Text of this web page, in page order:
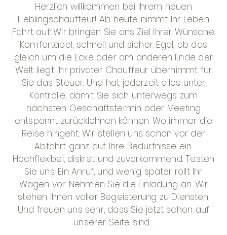
Herzlich willkommen bei Ihrem neuen
Lieblingschauffeur! Ab heute nimmt Ihr Leben
Fahrt auf: Wir bringen Sie ans Ziel Ihrer Wünsche.
Komfortabel, schnell und sicher. Egal, ob das
gleich um die Ecke oder am anderen Ende der
Welt liegt. Ihr privater Chauffeur übernimmt für
Sie das Steuer. Und hat jederzeit alles unter
Kontrolle, damit Sie sich unterwegs zum
nächsten Geschäftstermin oder Meeting
entspannt zurücklehnen können. Wo immer die
Reise hingeht: Wir stellen uns schon vor der
Abfahrt ganz auf Ihre Bedürfnisse ein.
Hochflexibel, diskret und zuvorkommend. Testen
Sie uns: Ein Anruf, und wenig später rollt Ihr
Wagen vor. Nehmen Sie die Einladung an: Wir
stehen Ihnen voller Begeisterung zu Diensten.
Und freuen uns sehr, dass Sie jetzt schon auf
unserer Seite sind…